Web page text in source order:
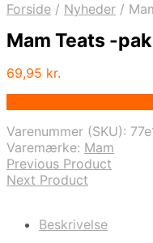
Forside / Nyheder /
Mam Teats -
69,95 kr.
Varenummer (SKU):
Varemærke: Mam
Previous Product
Next Product
Beskrivelse